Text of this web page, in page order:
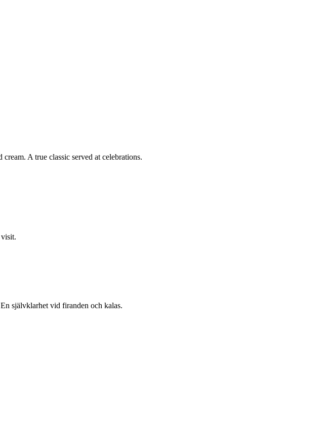
A true classic served at celebrations.
självklarhet vid firanden och kalas.